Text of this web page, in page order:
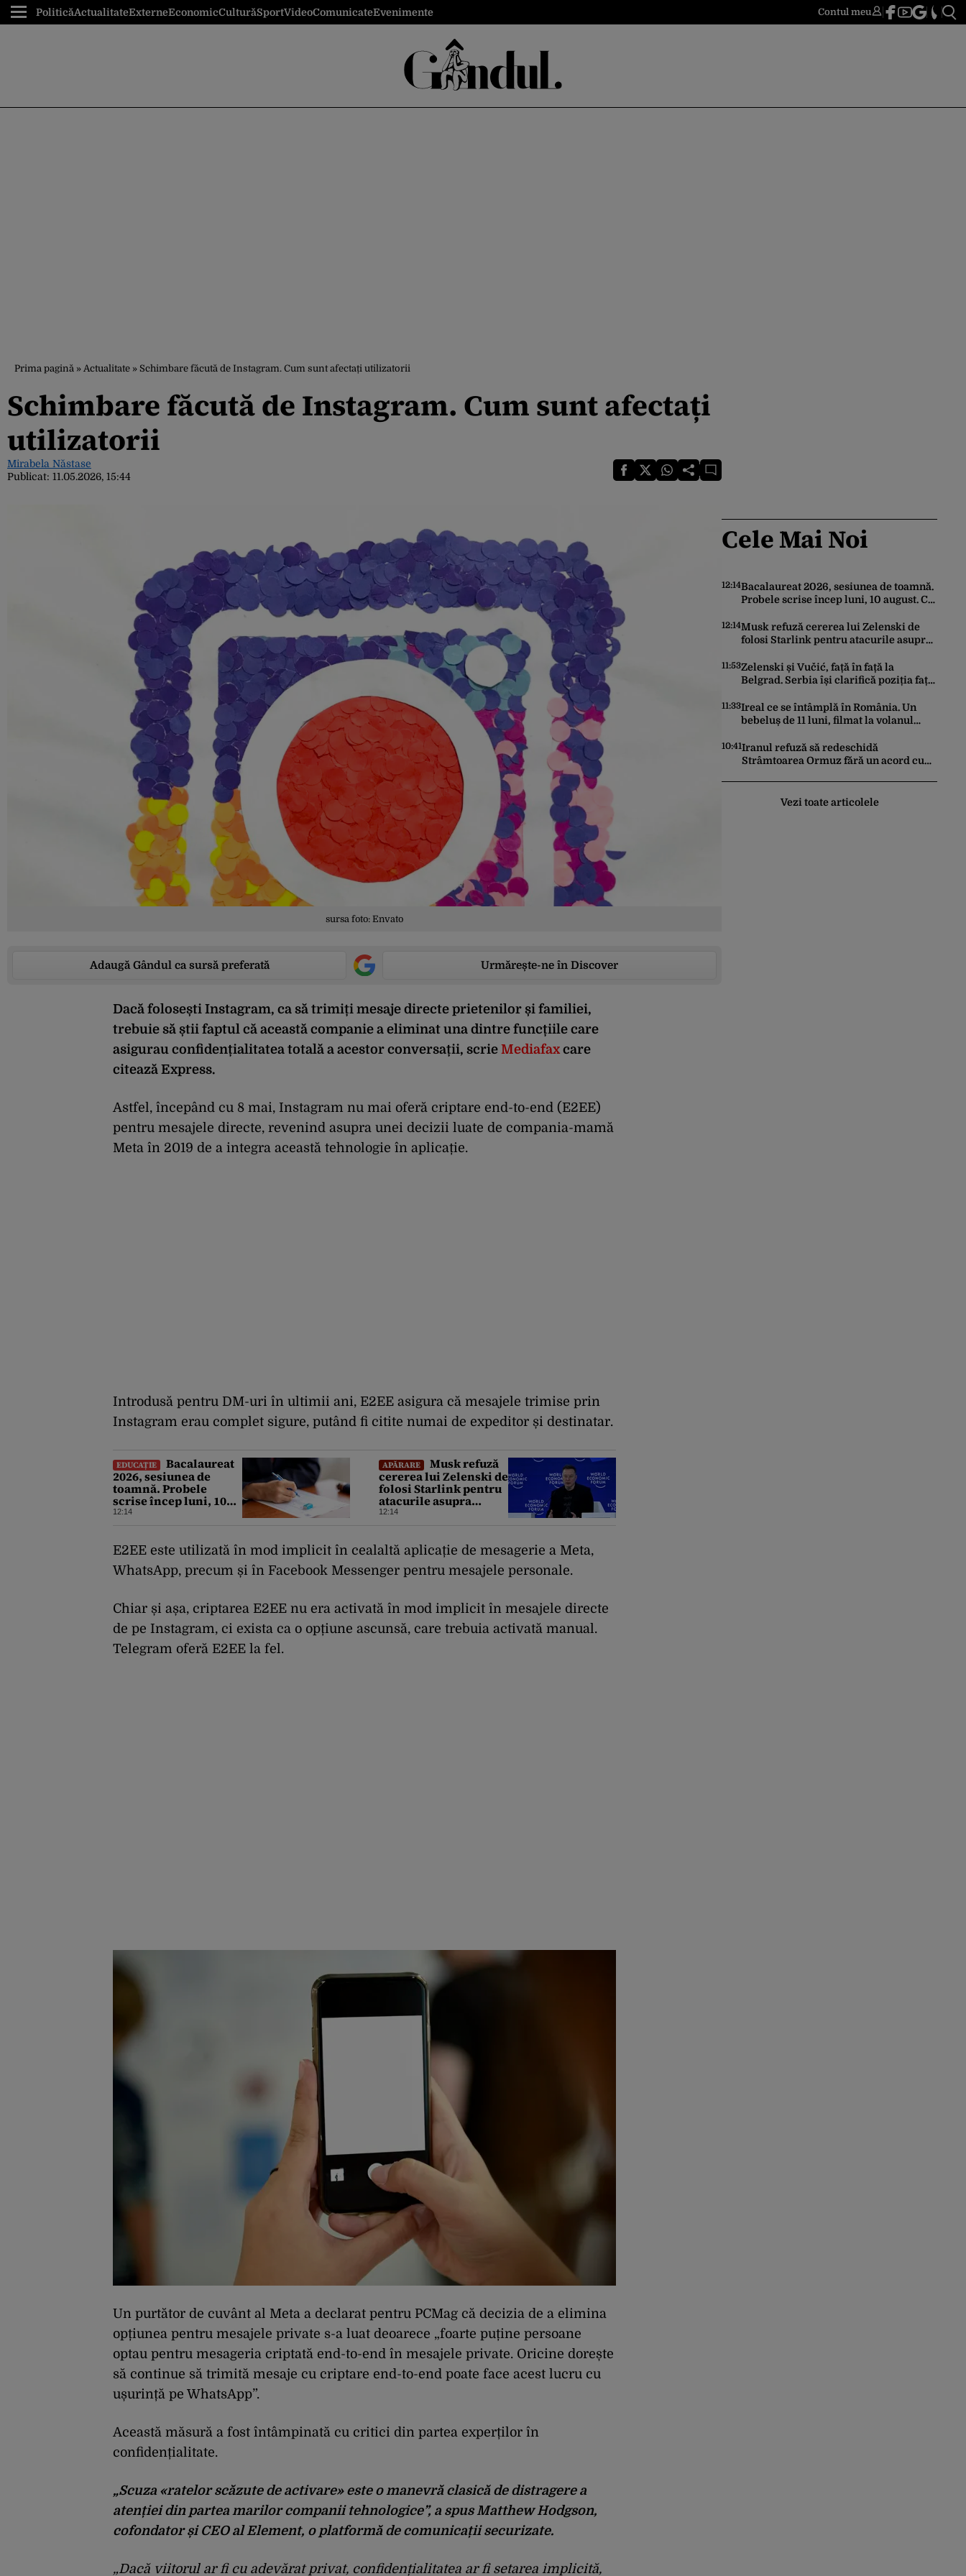
PoliticăActualitateExterneEconomicCulturăSportVideoComunicateEvenimente Contul meu
Prima pagină » Actualitate » Schimbare făcută de Instagram. Cum sunt afectați utilizatorii
Schimbare făcută de Instagram. Cum sunt afectați
utilizatorii
Mirabela Năstase
Publicat: 11.05.2026, 15:44
sursa foto: Envato
Adaugă Gândul ca sursă preferată Urmărește-ne în Discover
Dacă folosești Instagram, ca să trimiți mesaje directe prietenilor și familiei,
trebuie să știi faptul că această companie a eliminat una dintre funcțiile care
asigurau confidențialitatea totală a acestor conversații, scrie Mediafax care
citează Express.
Astfel, începând cu 8 mai, Instagram nu mai oferă criptare end-to-end (E2EE)
pentru mesajele directe, revenind asupra unei decizii luate de compania-mamă
Meta în 2019 de a integra această tehnologie în aplicație.
Introdusă pentru DM-uri în ultimii ani, E2EE asigura că mesajele trimise prin
Instagram erau complet sigure, putând fi citite numai de expeditor și destinatar.
EDUCAȚIE
Bacalaureat
2026, sesiunea de
toamnă. Probele
scrise încep luni, 10
august. Ce trebuie să
12:14
APĂRARE
Musk refuză
cererea lui Zelenski de
folosi Starlink pentru
atacurile asupra
Rusiei
12:14
E2EE este utilizată în mod implicit în cealaltă aplicație de mesagerie a Meta,
WhatsApp, precum și în Facebook Messenger pentru mesajele personale.
Chiar și așa, criptarea E2EE nu era activată în mod implicit în mesajele directe
de pe Instagram, ci exista ca o opțiune ascunsă, care trebuia activată manual.
Telegram oferă E2EE la fel.
Un purtător de cuvânt al Meta a declarat pentru PCMag că decizia de a elimina
opțiunea pentru mesajele private s-a luat deoarece „foarte puține persoane
optau pentru mesageria criptată end-to-end în mesajele private. Oricine dorește
să continue să trimită mesaje cu criptare end-to-end poate face acest lucru cu
ușurință pe WhatsApp”.
Această măsură a fost întâmpinată cu critici din partea experților în
confidențialitate.
„Scuza «ratelor scăzute de activare» este o manevră clasică de distragere a
atenției din partea marilor companii tehnologice”, a spus Matthew Hodgson,
cofondator și CEO al Element, o platformă de comunicații securizate.
„Dacă viitorul ar fi cu adevărat privat, confidențialitatea ar fi setarea implicită,
Cele Mai Noi
12:14Bacalaureat 2026, sesiunea de toamnă.
Probele scrise încep luni, 10 august. Ce
12:14Musk refuză cererea lui Zelenski de
folosi Starlink pentru atacurile asupra
11:53Zelenski și Vučić, față în față la
Belgrad. Serbia își clarifică poziția față
11:33Ireal ce se întâmplă în România. Un
bebeluș de 11 luni, filmat la volanul
10:41Iranul refuză să redeschidă
Strâmtoarea Ormuz fără un acord cu
Vezi toate articolele